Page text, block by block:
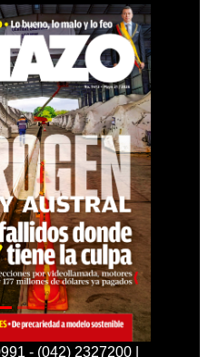
- (042) 2327200 |